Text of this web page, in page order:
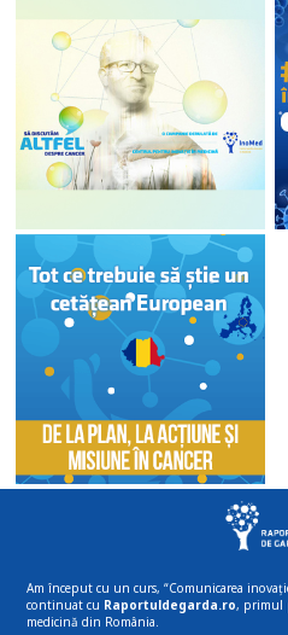
Am început cu un curs, “Comunicarea
continuat cu Raportuldegarda.ro, primul
medicină din România.